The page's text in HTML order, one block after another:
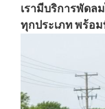
เรามีบริการพัดล
ทุกประเภท พร้อ